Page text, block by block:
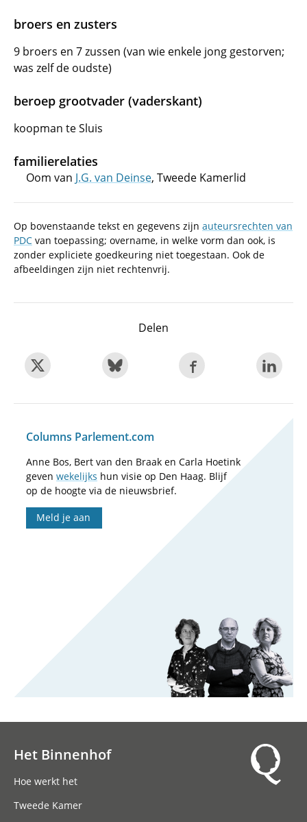
broers en zusters
9 broers en 7 zussen (van wie enkele jong gestorven;
was zelf de oudste)
beroep grootvader (vaderskant)
koopman te Sluis
familierelaties
Oom van J.G. van Deinse, Tweede Kamerlid
Op bovenstaande tekst en gegevens zijn auteursrechten van
PDC van toepassing; overname, in welke vorm dan ook, is
zonder expliciete goedkeuring niet toegestaan. Ook de
afbeeldingen zijn niet rechtenvrij.
Delen
Columns Parlement.com
Anne Bos, Bert van den Braak en Carla Hoetink
geven wekelijks hun visie op Den Haag. Blijf
op de hoogte via de nieuwsbrief.
Meld je aan
Het Binnenhof
Hoe werkt het
Tweede Kamer